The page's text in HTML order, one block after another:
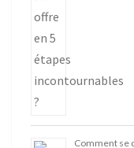
Comment se